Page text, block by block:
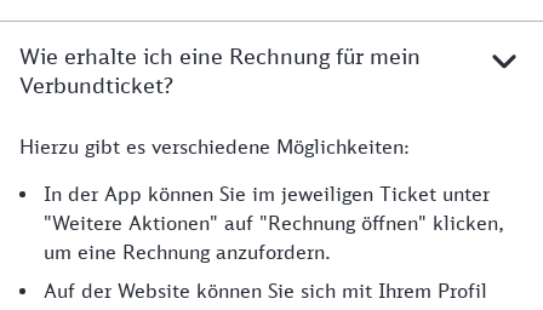
Wie erhalte ich eine Rechnung für mein
Verbundticket?
Hierzu gibt es verschiedene Möglichkeiten:
In der App können Sie im jeweiligen Ticket unter
"Weitere Aktionen" auf "Rechnung öffnen" klicken,
um eine Rechnung anzufordern.
Auf der Website können Sie sich mit Ihrem Profil